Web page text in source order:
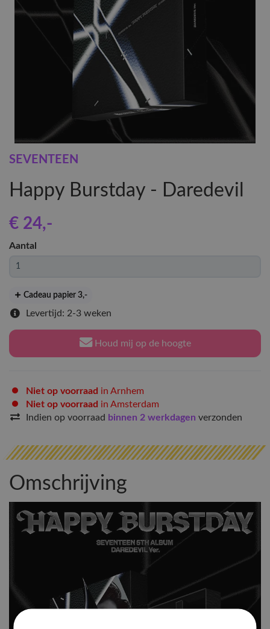
SEVENTEEN
Happy Burstday - Daredevil
€ 24,-
Aantal
Cadeau papier 3,-
Levertijd: 2-3 weken
Houd mij op de hoogte
Niet op voorraad in Arnhem
Niet op voorraad in Amsterdam
Indien op voorraad binnen 2 werkdagen verzonden
Omschrijving